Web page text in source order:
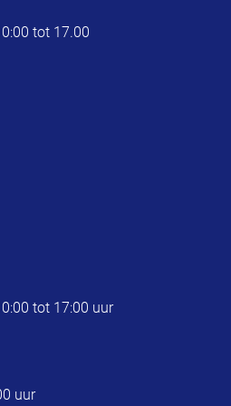
tot 17.00
tot 17:00 uur
uur